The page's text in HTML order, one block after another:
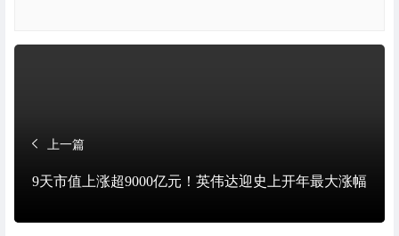
上一篇
9天市值上涨超9000亿元！英伟达迎史上开年最大涨幅